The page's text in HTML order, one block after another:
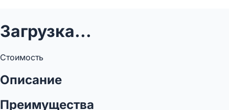
Загрузка...
Стоимость
Описание
Преимущества